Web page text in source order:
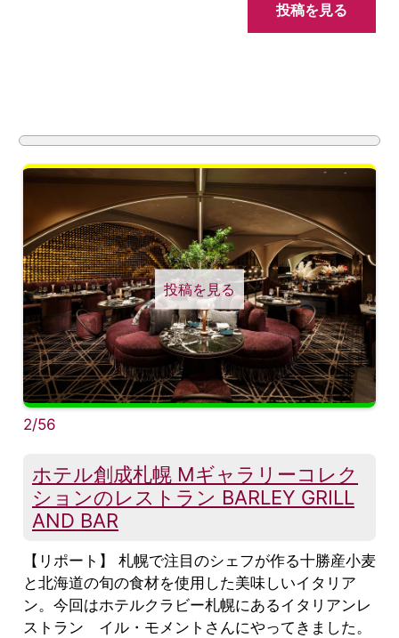
投稿を見る
投稿を見る
2/56
ホテル創成札幌 Mギャラリーコレク
ションのレストラン BARLEY GRILL
AND BAR
【リポート】 札幌で注目のシェフが作る十勝産小麦
と北海道の旬の食材を使用した美味しいイタリア
ン。今回はホテルクラビー札幌にあるイタリアンレ
ストラン イル・モメントさんにやってきました。